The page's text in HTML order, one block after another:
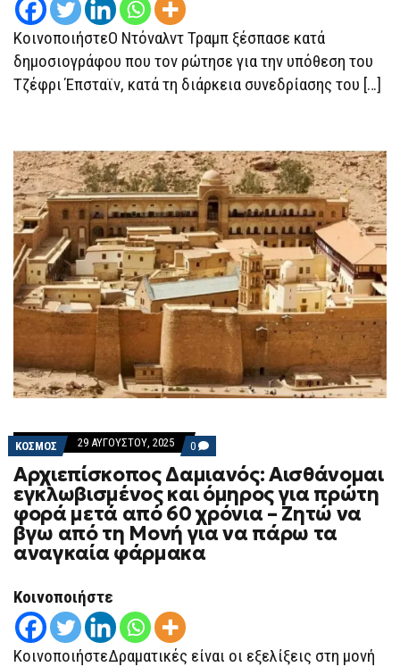
ΚοινοποιήστεΟ Ντόναλντ Τραμπ ξέσπασε κατά
δημοσιογράφου που τον ρώτησε για την υπόθεση του
Τζέφρι Έπσταϊν, κατά τη διάρκεια συνεδρίασης του […]
ΚΟΣΜΟΣ 29 ΑΥΓΟΎΣΤΟΥ, 2025 0 COMMENTS
ON
ΑΡΧΙΕΠΊΣΚΟΠΟΣ
ΔΑΜΙΑΝΌΣ:
ΑΙΣΘΆΝΟΜΑΙ
ΕΓΚΛΩΒΙΣΜΈΝΟΣ
ΚΑΙ
ΌΜΗΡΟΣ
ΓΙΑ
ΖΗΤΏ
Αρχιεπίσκοπος Δαμιανός: Αισθάνομαι
εγκλωβισμένος και όμηρος για πρώτη
φορά μετά από 60 χρόνια – Ζητώ να
βγω από τη Μονή για να πάρω τα
αναγκαία φάρμακα
Κοινοποιήστε
ΚοινοποιήστεΔραματικές είναι οι εξελίξεις στη μονή